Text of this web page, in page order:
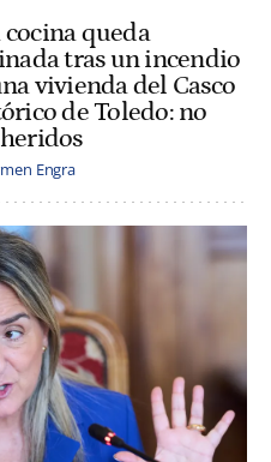
cocina queda
tras un incendio
vivienda del Casco
de Toledo: no
Engra